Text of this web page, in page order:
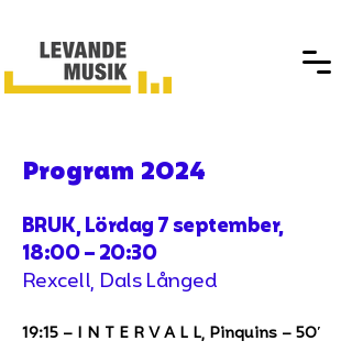
Program 2024
BRUK, Lördag 7 september,
18:00 – 20:30
Rexcell, Dals Långed
19:15 – I N T E R V A L L, Pinquins – 50′